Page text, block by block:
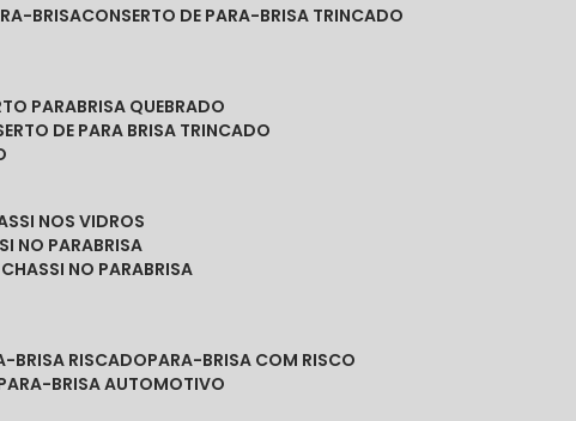
BRISA CONSERTO DE PARA-BRISA TRINCADO
PARABRISA QUEBRADO
DE PARA BRISA TRINCADO
NOS VIDROS
NO PARABRISA
CHASSI NO PARABRISA
BRISA RISCADO PARA-BRISA COM RISCO
PARA-BRISA AUTOMOTIVO